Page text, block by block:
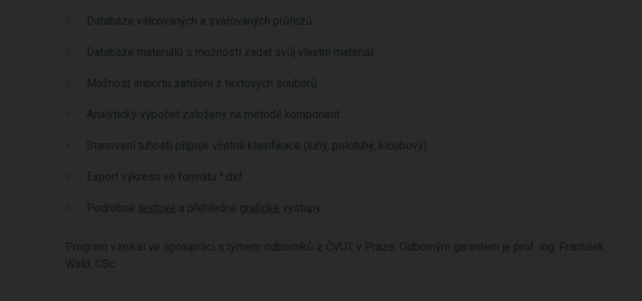
Databáze válcovaných a svařovaných průřezů
Databáze materiálů s možností zadat svůj vlastní materiál
Možnost importu zatížení z textových souborů
Analytický výpočet založený na metodě komponent
Stanovení tuhosti přípoje včetně klasifikace (tuhý, polotuhý, kloubový)
Export výkresu ve formátu *.dxf
Podrobné textové a přehledné grafické výstupy
Program vznikal ve spolupráci s týmem odborníků z ČVUT v Praze. Odborným garantem je prof. ing. František
Wald, CSc.